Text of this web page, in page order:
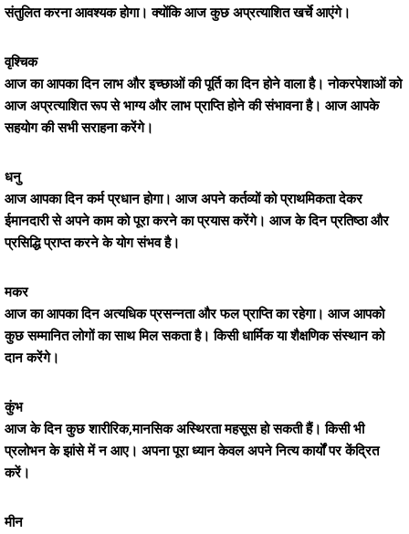
संतुलित करना आवश्यक होगा। क्योंकि आज कुछ अप्रत्याशित खर्चे आएंगे।
वृश्चिक
आज का आपका दिन लाभ और इच्छाओं की पूर्ति का दिन होने वाला है। नोकरपेशाओं को
आज अप्रत्याशित रूप से भाग्य और लाभ प्राप्ति होने की संभावना है। आज आपके
सहयोग की सभी सराहना करेंगे।
धनु
आज आपका दिन कर्म प्रधान होगा। आज अपने कर्तव्यों को प्राथमिकता देकर
ईमानदारी से अपने काम को पूरा करने का प्रयास करेंगे। आज के दिन प्रतिष्ठा और
प्रसिद्धि प्राप्त करने के योग संभव है।
मकर
आज का आपका दिन अत्यधिक प्रसन्नता और फल प्राप्ति का रहेगा। आज आपको
कुछ सम्मानित लोगों का साथ मिल सकता है। किसी धार्मिक या शैक्षणिक संस्थान को
दान करेंगे।
कुंभ
आज के दिन कुछ शारीरिक,मानसिक अस्थिरता महसूस हो सकती हैं। किसी भी
प्रलोभन के झांसे में न आए। अपना पूरा ध्यान केवल अपने नित्य कार्यों पर केंद्रित
करें।
मीन